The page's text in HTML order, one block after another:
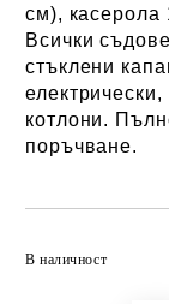
см), касерола
Всички
стъклени
котлони.
поръчване.
В наличност